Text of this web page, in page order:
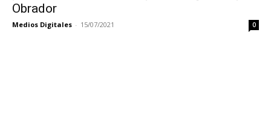
Obrador
Medios Digitales - 15/07/2021 0